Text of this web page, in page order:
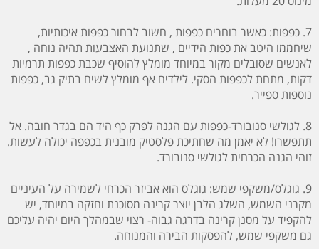
7. כפפות: כאשר בוחרים כפפות , חשוב לבחור כפפות איכותיות,
שיחממו היטב את כפות הידיים , שתנועת האצבעות תהיה נוחה ,
לאנשים שסובלים מקור במיוחד מומלץ להוסיף שכבת כפפות תרמיות
דקות, מתחת לכפפות הסקי. לילדים אף מומלץ לשים בתיק גב, כפפות
נוספות ספייר.
8. לגולשי סנובורד-כפפות עם הגנה לפרק כף היד הם בגדר חובה. אל
תתפשרו! לא יאמן מה שחתיכת פלסטיק מובנית בכפפה יכולה לעשות.
זוהי הגנה הכרחית לגולשי סנובורד.
9. גוגלס/משקפי שמש: גוגלס הוא אביזר הכרחי לשמירה על העיניים
מקרני השמש, השלג הלבן יוצר קרינה מסוכנת וחזקה במיוחד, יש
להקפיד על מסנן קרינה בדרגה גבוה- רצוי שבמהלך היום יהיה עליכם
גם משקפי שמש, להפסקות הבירה והמנוחה.